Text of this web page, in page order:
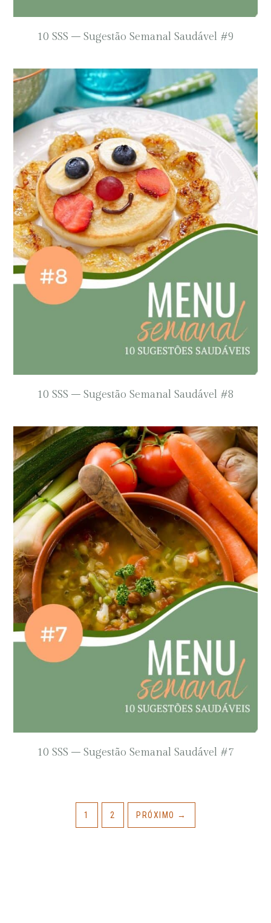
10 SSS – Sugestão Semanal Saudável #9
10 SSS – Sugestão Semanal Saudável #8
10 SSS – Sugestão Semanal Saudável #7
1 2 PRÓXIMO →